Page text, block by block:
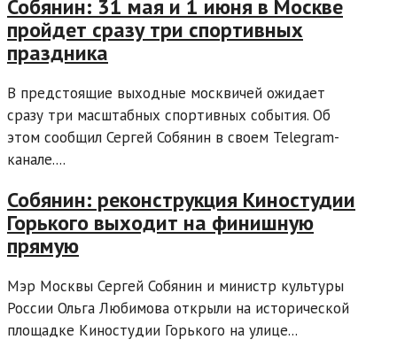
Собянин: 31 мая и 1 июня в Москве
пройдет сразу три спортивных
праздника
В предстоящие выходные москвичей ожидает
сразу три масштабных спортивных события. Об
этом сообщил Сергей Собянин в своем Telegram-
канале....
Собянин: реконструкция Киностудии
Горького выходит на финишную
прямую
Мэр Москвы Сергей Собянин и министр культуры
России Ольга Любимова открыли на исторической
площадке Киностудии Горького на улице...